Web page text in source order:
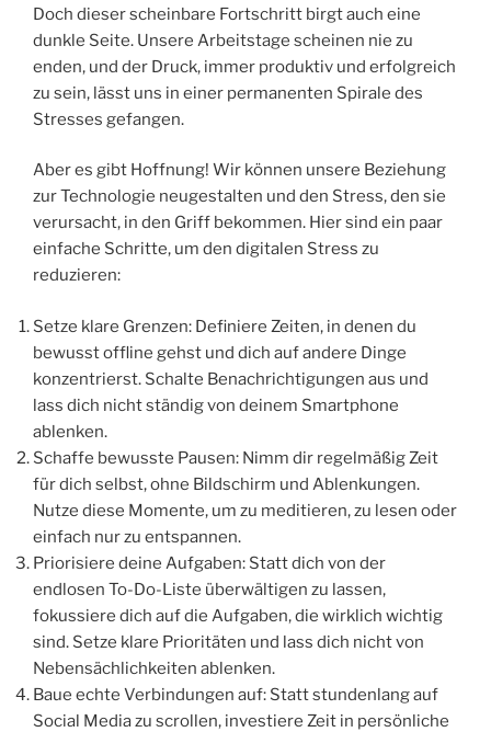
Doch dieser scheinbare Fortschritt birgt auch eine
dunkle Seite. Unsere Arbeitstage scheinen nie zu
enden, und der Druck, immer produktiv und erfolgreich
zu sein, lässt uns in einer permanenten Spirale des
Stresses gefangen.
Aber es gibt Hoffnung! Wir können unsere Beziehung
zur Technologie neugestalten und den Stress, den sie
verursacht, in den Griff bekommen. Hier sind ein paar
einfache Schritte, um den digitalen Stress zu
reduzieren:
Setze klare Grenzen: Definiere Zeiten, in denen du
bewusst offline gehst und dich auf andere Dinge
konzentrierst. Schalte Benachrichtigungen aus und
lass dich nicht ständig von deinem Smartphone
ablenken.
Schaffe bewusste Pausen: Nimm dir regelmäßig Zeit
für dich selbst, ohne Bildschirm und Ablenkungen.
Nutze diese Momente, um zu meditieren, zu lesen oder
einfach nur zu entspannen.
Priorisiere deine Aufgaben: Statt dich von der
endlosen To-Do-Liste überwältigen zu lassen,
fokussiere dich auf die Aufgaben, die wirklich wichtig
sind. Setze klare Prioritäten und lass dich nicht von
Nebensächlichkeiten ablenken.
Baue echte Verbindungen auf: Statt stundenlang auf
Social Media zu scrollen, investiere Zeit in persönliche